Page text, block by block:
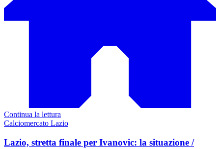
Continua la lettura
Calciomercato Lazio
Lazio, stretta finale per Ivanovic: la situazione /